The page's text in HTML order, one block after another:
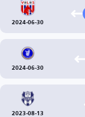
2024-06-30
2024-06-30
2023-08-13